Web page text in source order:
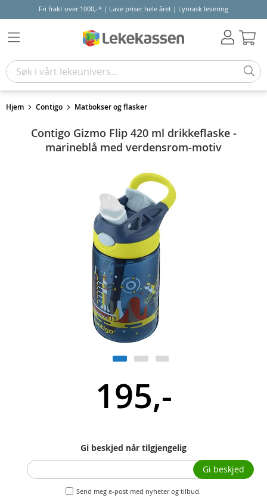
Fri frakt over 1000,-* | Lave priser hele året | Lynrask levering
Hjem Contigo Matbokser og flasker
Contigo Gizmo Flip 420 ml drikkeflaske -
marineblå med verdensrom-motiv
195,-
Gi beskjed når tilgjengelig
Send meg e-post med nyheter og tilbud.
Gi beskjed